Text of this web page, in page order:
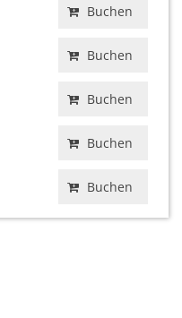
Buchen
Buchen
Buchen
Buchen
Buchen